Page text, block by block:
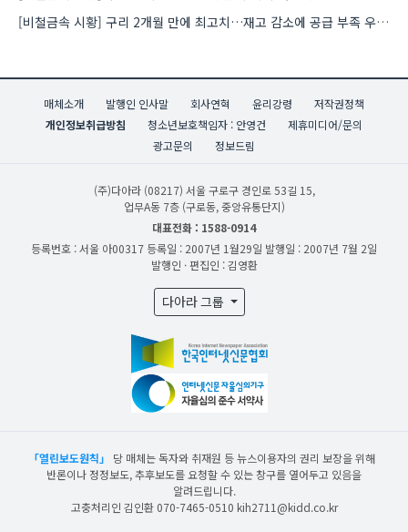
[비철금속 시황] 구리 2개월 만에 최고치…재고 감소에 공급 부족 우려 확대
매체소개 발행인 인사말 회사연혁 윤리강령
저작권정책
개인정보취급방침
청소년보호책임자 : 안영건
제휴미디어/문의
광고문의
정보드림
(주)다아라 (08217) 서울 구로구 경인로 53길 15,
업무A동 7층 (구로동, 중앙유통단지)
대표전화 : 1588-0914
등록번호 : 서울 아00317 등록일 : 2007년 1월29일 발행일 : 2007년 7월 2일
발행인 · 편집인 : 김영환
다아라 그룹
「열린보도원칙」
당 매체는 독자와 취재원 등 뉴스이용자의 권리 보장을 위해
반론이나 정정보도, 추후보도를 요청할 수 있는 창구를 열어두고 있음을
알려드립니다.
고충처리인 김인환 070-7465-0510 kih2711@kidd.co.kr